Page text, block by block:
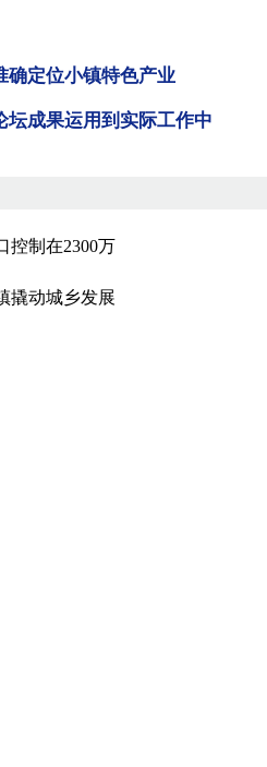
定位小镇特色产业
成果运用到实际工作中
控制在2300万
撬动城乡发展